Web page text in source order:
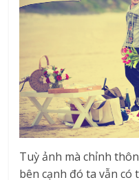
Tuỳ ảnh mà chỉnh
bên cạnh đó ta vẫn có